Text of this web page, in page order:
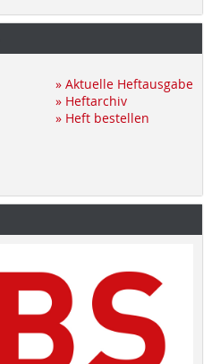
» Aktuelle Heftausgabe
» Heftarchiv
» Heft bestellen